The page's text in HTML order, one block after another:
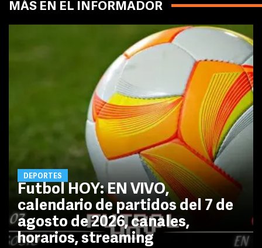
MÁS EN EL INFORMADOR
DEPORTES
Futbol HOY: EN VIVO,
calendario de partidos del 7 de
agosto de 2026, canales,
horarios, streaming